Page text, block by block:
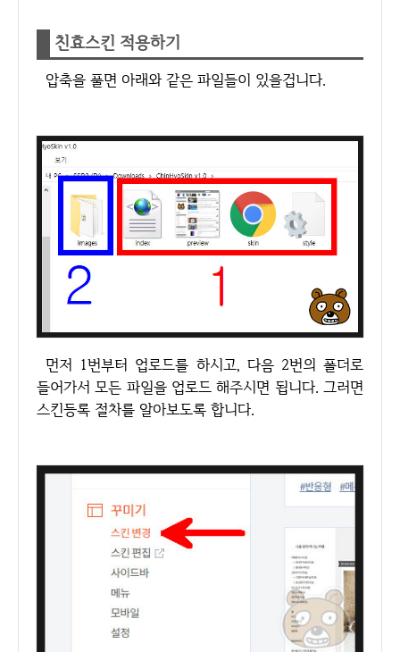
친효스킨 적용하기
압축을 풀면 아래와 같은 파일들이 있을겁니다.
먼저 1번부터 업로드를 하시고, 다음 2번의 폴더로
들어가서 모든 파일을 업로드 해주시면 됩니다. 그러면
스킨등록 절차를 알아보도록 합니다.